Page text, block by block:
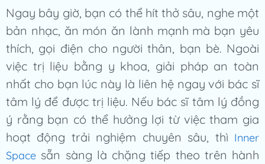
Ngay bây giờ, bạn có thể hít thở sâu, nghe một
bản nhạc, ăn món ăn lành mạnh mà bạn yêu
thích, gọi điện cho người thân, bạn bè. Ngoài
việc trị liệu bằng y khoa, giải pháp an toàn
nhất cho bạn lúc này là liên hệ ngay với bác sĩ
tâm lý để được trị liệu. Nếu bác sĩ tâm lý đồng
ý rằng bạn có thể hưởng lợi từ việc tham gia
hoạt động trải nghiệm chuyên sâu, thì Inner
Space sẵn sàng là chặng tiếp theo trên hành